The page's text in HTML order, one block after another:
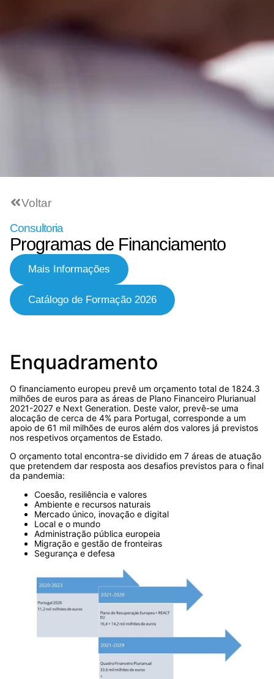
Voltar
Consultoria​
Programas de Financiamento
Mais Informações
Catálogo de Formação 2026
Enquadramento
O financiamento europeu prevê um orçamento total de 1824.3
milhões de euros para as áreas de Plano Financeiro Plurianual
2021-2027 e Next Generation. Deste valor, prevê-se uma
alocação de cerca de 4% para Portugal, corresponde a um
apoio de 61 mil milhões de euros além dos valores já previstos
nos respetivos orçamentos de Estado.
O orçamento total encontra-se dividido em 7 áreas de atuação
que pretendem dar resposta aos desafios previstos para o final
da pandemia:
Coesão, resiliência e valores
Ambiente e recursos naturais
Mercado único, inovação e digital
Local e o mundo
Administração pública europeia
Migração e gestão de fronteiras
Segurança e defesa